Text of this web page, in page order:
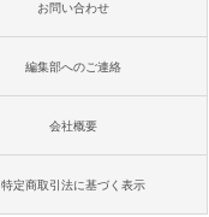
お問い合わせ
編集部へのご連絡
会社概要
特定商取引法に基づく表示